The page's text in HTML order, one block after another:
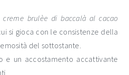
creme brulèe di baccalà al cacao
si gioca con le consistenze della
del sottostante.
e un accostamento accattivante